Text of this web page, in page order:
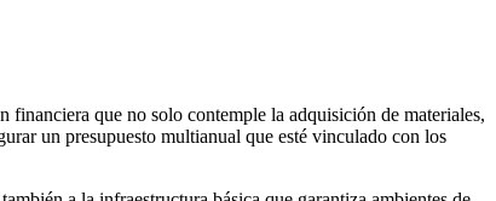
financiera que no solo contemple la adquisición de materiales,
un presupuesto multianual que esté vinculado con los